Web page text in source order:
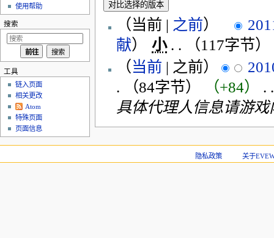
（当前 | 之前）
献） ‎小 . .
（117字节）
（ 当前 | 之前）
.
（84字节） （+84）
. .
具体代理人信息请游戏
使用帮助
搜索
工具
链入页面
相关更改
Atom
特殊页面
页面信息
隐私政策 关于